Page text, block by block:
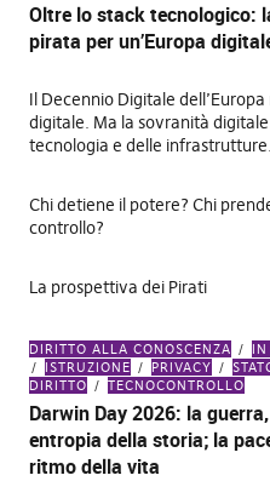
Oltre lo stack tecnologico:
pirata per un’Europa
Il Decennio Digitale
digitale. Ma la sovranità
tecnologia e delle infrastrutture.
Chi detiene il potere? Chi
controllo?
La prospettiva dei Pirati
DIRITTO ALLA CONOSCENZA
IN
ISTRUZIONE
PRIVACY
DIRITTO
TECNOCONTROLLO
Darwin Day 2026: la
entropia della storia; la
ritmo della vita